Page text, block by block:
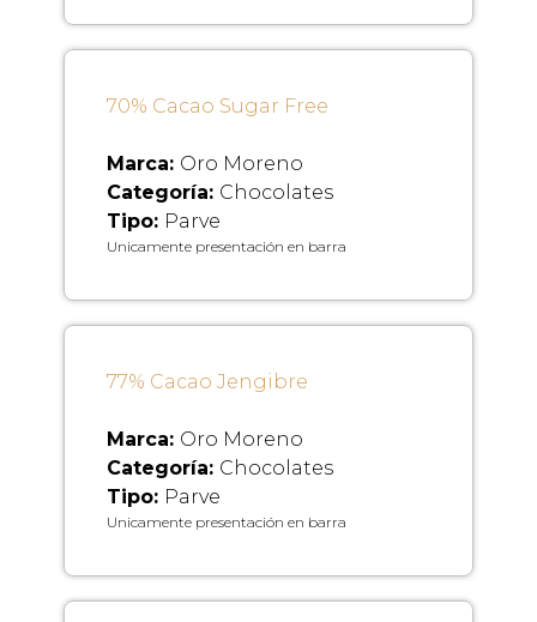
70% Cacao Sugar Free
Marca: Oro Moreno
Categoría: Chocolates
Tipo: Parve
Unicamente presentación en barra
77% Cacao Jengibre
Marca: Oro Moreno
Categoría: Chocolates
Tipo: Parve
Unicamente presentación en barra